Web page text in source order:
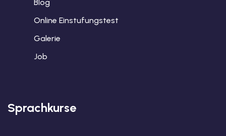
Blog
Online Einstufungstest
Galerie
Job
Sprachkurse